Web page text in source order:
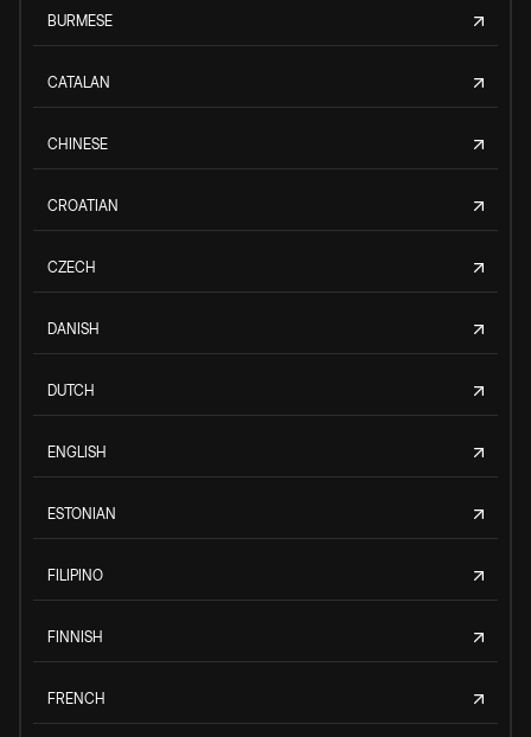
BURMESE
CATALAN
CHINESE
CROATIAN
CZECH
DANISH
DUTCH
ENGLISH
ESTONIAN
FILIPINO
FINNISH
FRENCH